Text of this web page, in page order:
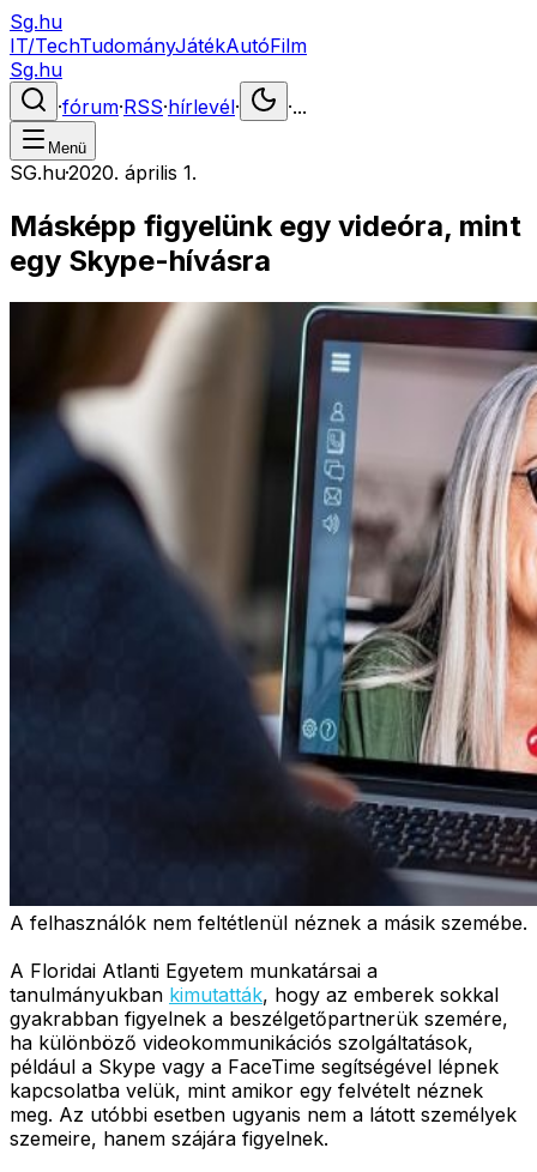
Sg.hu
IT/TechTudományJátékAutóFilm
Sg.hu
·fórum·RSS·hírlevél· ·...
Menü
SG.hu·2020. április 1.
Másképp figyelünk egy videóra, mint
egy Skype-hívásra
A felhasználók nem feltétlenül néznek a másik szemébe.
A Floridai Atlanti Egyetem munkatársai a
tanulmányukban kimutatták, hogy az emberek sokkal
gyakrabban figyelnek a beszélgetőpartnerük szemére,
ha különböző videokommunikációs szolgáltatások,
például a Skype vagy a FaceTime segítségével lépnek
kapcsolatba velük, mint amikor egy felvételt néznek
meg. Az utóbbi esetben ugyanis nem a látott személyek
szemeire, hanem szájára figyelnek.